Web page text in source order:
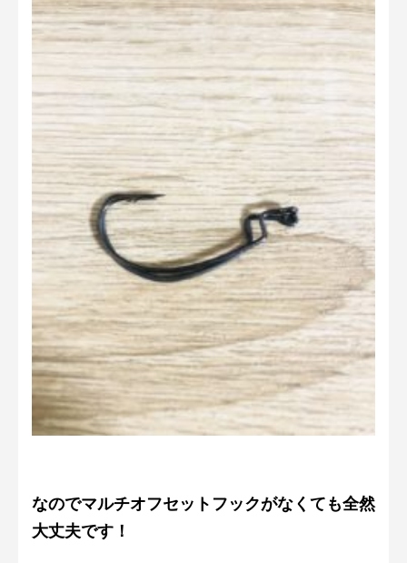
なのでマルチオフセットフックがなくても全然
大丈夫です！